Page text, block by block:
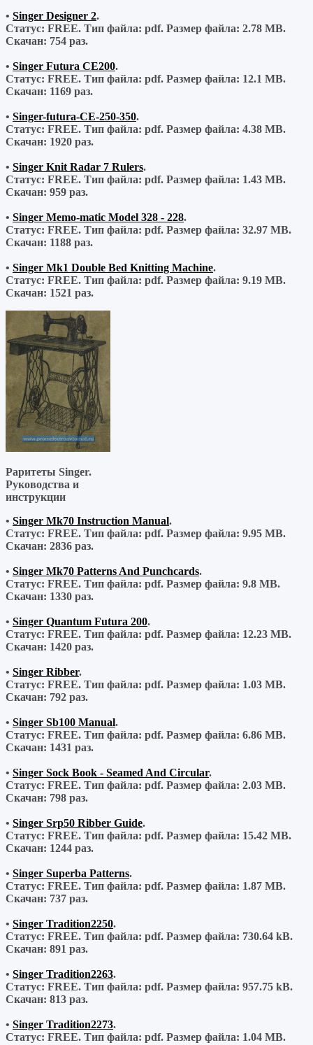
• Singer Designer 2.
Статус: FREE. Тип файла: pdf. Размер файла: 2.78 MB.
Скачан: 754 раз.
• Singer Futura CE200.
Статус: FREE. Тип файла: pdf. Размер файла: 12.1 MB.
Скачан: 1169 раз.
• Singer-futura-CE-250-350.
Статус: FREE. Тип файла: pdf. Размер файла: 4.38 MB.
Скачан: 1920 раз.
• Singer Knit Radar 7 Rulers.
Статус: FREE. Тип файла: pdf. Размер файла: 1.43 MB.
Скачан: 959 раз.
• Singer Memo-matic Model 328 - 228.
Статус: FREE. Тип файла: pdf. Размер файла: 32.97 MB.
Скачан: 1188 раз.
• Singer Mk1 Double Bed Knitting Machine.
Статус: FREE. Тип файла: pdf. Размер файла: 9.19 MB.
Скачан: 1521 раз.
Раритеты Singer.
Руководства и
инструкции
• Singer Mk70 Instruction Manual.
Статус: FREE. Тип файла: pdf. Размер файла: 9.95 MB.
Скачан: 2836 раз.
• Singer Mk70 Patterns And Punchcards.
Статус: FREE. Тип файла: pdf. Размер файла: 9.8 MB.
Скачан: 1330 раз.
• Singer Quantum Futura 200.
Статус: FREE. Тип файла: pdf. Размер файла: 12.23 MB.
Скачан: 1420 раз.
• Singer Ribber.
Статус: FREE. Тип файла: pdf. Размер файла: 1.03 MB.
Скачан: 792 раз.
• Singer Sb100 Manual.
Статус: FREE. Тип файла: pdf. Размер файла: 6.86 MB.
Скачан: 1431 раз.
• Singer Sock Book - Seamed And Circular.
Статус: FREE. Тип файла: pdf. Размер файла: 2.03 MB.
Скачан: 798 раз.
• Singer Srp50 Ribber Guide.
Статус: FREE. Тип файла: pdf. Размер файла: 15.42 MB.
Скачан: 1244 раз.
• Singer Superba Patterns.
Статус: FREE. Тип файла: pdf. Размер файла: 1.87 MB.
Скачан: 737 раз.
• Singer Tradition2250.
Статус: FREE. Тип файла: pdf. Размер файла: 730.64 kB.
Скачан: 891 раз.
• Singer Tradition2263.
Статус: FREE. Тип файла: pdf. Размер файла: 957.75 kB.
Скачан: 813 раз.
• Singer Tradition2273.
Статус: FREE. Тип файла: pdf. Размер файла: 1.04 MB.